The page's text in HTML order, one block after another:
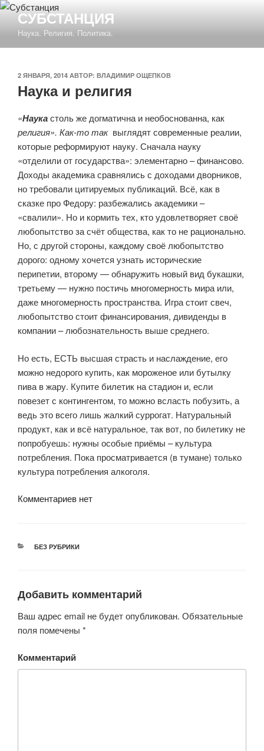
Перейти
содержимому
СУБСТАНЦИЯ
Наука. Религия. Политика.
ОПУБЛИКОВАНО
2 ЯНВАРЯ, 2014 АВТОР: ВЛАДИМИР ОЩЕПКОВ
Наука и религия
«Наукастоль же догматична и необоснованна, как
религия». Как-то таквыглядят современные реалии,
которые реформируют науку. Сначала науку
«отделили от государства»: элементарно – финансово.
Доходы академика сравнялись с доходами дворников,
но требовали цитируемых публикаций. Всё, как в
сказке про Федору: разбежались академики –
«свалили». Но и кормить тех, кто удовлетворяет своё
любопытство за счёт общества, как то не рационально.
Но, с другой стороны, каждому своё любопытство
дорого: одному хочется узнать исторические
перипетии, второму — обнаружить новый вид букашки,
третьему — нужно постичь многомерность мира или,
даже многомерность пространства. Игра стоит свеч,
любопытство стоит финансирования, дивиденды в
компании – любознательность выше среднего.
Но есть, ЕСТЬ высшая страсть и наслаждение, его
можно недорого купить, как мороженое или бутылку
пива в жару. Купите билетик на стадион и, если
повезет с контингентом, то можно всласть побузить, а
ведь это всего лишь жалкий суррогат. Натуральный
продукт, как и всё натуральное, так вот, по билетику не
попробуешь: нужны особые приёмы – культура
потребления. Пока просматривается (в тумане) только
культура потребления алкоголя.
Комментариев нет
РУБРИКИ
БЕЗ РУБРИКИ
Добавить комментарий
Ваш адрес email не будет опубликован. Обязательные
поля помечены *
Комментарий